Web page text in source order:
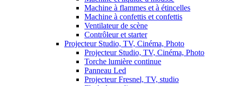
Machine à flammes et à étincelles
Machine à confettis et confettis
Ventilateur de scène
Contrôleur et starter
Projecteur Studio, TV, Cinéma, Photo
Projecteur Studio, TV, Cinéma, Photo
Torche lumière continue
Panneau Led
Projecteur Fresnel, TV, studio